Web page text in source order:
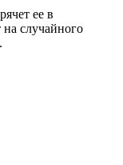
ее в
на случайного